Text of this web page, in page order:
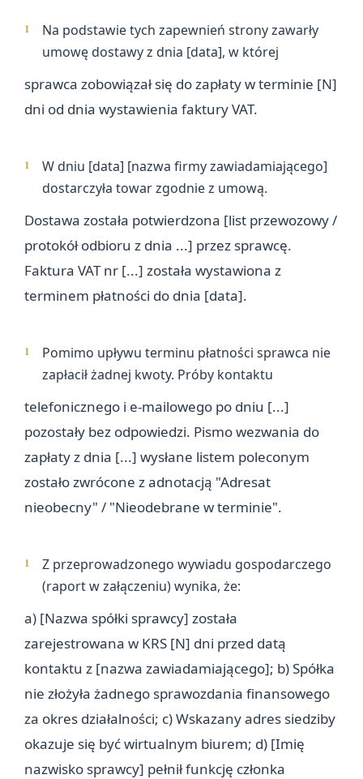
Na podstawie tych zapewnień strony zawarły
umowę dostawy z dnia [data], w której
sprawca zobowiązał się do zapłaty w terminie [N]
dni od dnia wystawienia faktury VAT.
W dniu [data] [nazwa firmy zawiadamiającego]
dostarczyła towar zgodnie z umową.
Dostawa została potwierdzona [list przewozowy /
protokół odbioru z dnia ...] przez sprawcę.
Faktura VAT nr [...] została wystawiona z
terminem płatności do dnia [data].
Pomimo upływu terminu płatności sprawca nie
zapłacił żadnej kwoty. Próby kontaktu
telefonicznego i e-mailowego po dniu [...]
pozostały bez odpowiedzi. Pismo wezwania do
zapłaty z dnia [...] wysłane listem poleconym
zostało zwrócone z adnotacją "Adresat
nieobecny" / "Nieodebrane w terminie".
Z przeprowadzonego wywiadu gospodarczego
(raport w załączeniu) wynika, że:
a) [Nazwa spółki sprawcy] została
zarejestrowana w KRS [N] dni przed datą
kontaktu z [nazwa zawiadamiającego]; b) Spółka
nie złożyła żadnego sprawozdania finansowego
za okres działalności; c) Wskazany adres siedziby
okazuje się być wirtualnym biurem; d) [Imię
nazwisko sprawcy] pełnił funkcję członka